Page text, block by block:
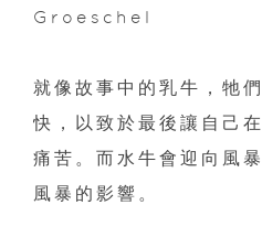
Groeschel
就像故事中的乳牛，牠
快，以致於最後讓自己
痛苦。而水牛會迎向風
風暴的影響。